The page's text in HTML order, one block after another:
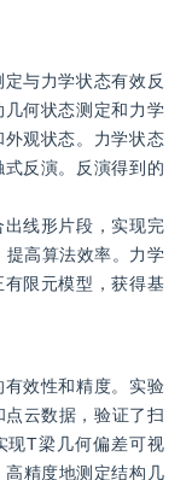
与力学状态有效反
何状态测定和力学
观状态。力学状态
反演。反演得到的
线形片段，实现完
提高算法效率。力学
限元模型，获得基
效性和精度。实验
云数据，验证了扫
现T梁几何偏差可视
精度地测定结构几